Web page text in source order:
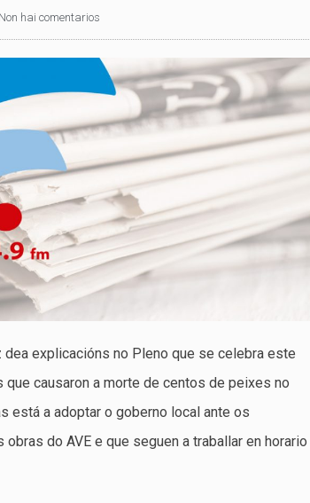
Non hai comentarios
explicacións no Pleno que se celebra este
causaron a morte de centos de peixes no
está a adoptar o goberno local ante os
do AVE e que seguen a traballar en horario